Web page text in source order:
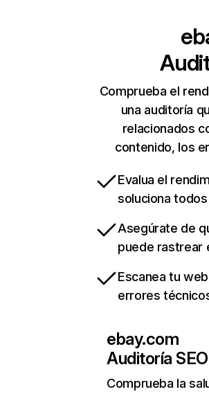
Comprueba el
una auditoría
relacionados
contenido, los
Evalua el
soluciona
Asegúrate de
puede rastrear
Escanea tu
errores
ebay.com
Auditoría
Comprueba la